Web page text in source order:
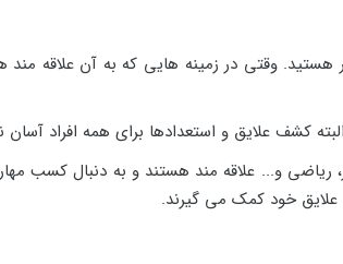
هستید. وقتی در زمینه هایی که به آن علاقه
کشف علایق و استعدادها برای همه افراد
ریاضی و... علاقه مند هستند و به دنبال
علایق خود کمک می گیرند.